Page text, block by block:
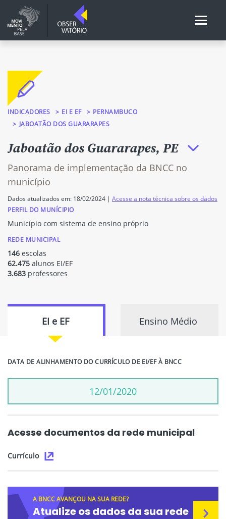
INDICADORES EI E EF
PERNAMBUCO
JABOATÃO DOS GUARARAPES
Jaboatão dos Guararapes, PE
Panorama de implementação da BNCC no
município
Dados atualizados em: 18/02/2024 | Acesse a nota técnica sobre os dados
PERFIL DO MUNÍCIPIO
Município com sistema de ensino próprio
REDE MUNICIPAL
146 escolas
62.475 alunos EI/EF
3.683 professores
EI e EF Ensino Médio
DATA DE ALINHAMENTO DO CURRÍCULO DE EI/EF À BNCC
12/01/2020
Acesse documentos da rede municipal
Currículo
A BNCC AVANÇOU NA SUA REDE?
Atualize os dados da sua rede